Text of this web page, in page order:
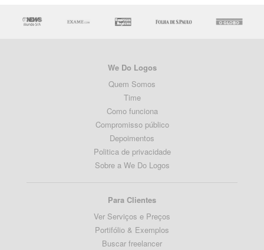
We Do Logos
Quem Somos
Time
Como funciona
Compromisso público
Depoimentos
Politica de privacidade
Sobre a We Do Logos
Para Clientes
Ver Serviços e Preços
Portifólio & Exemplos
Buscar freelancer